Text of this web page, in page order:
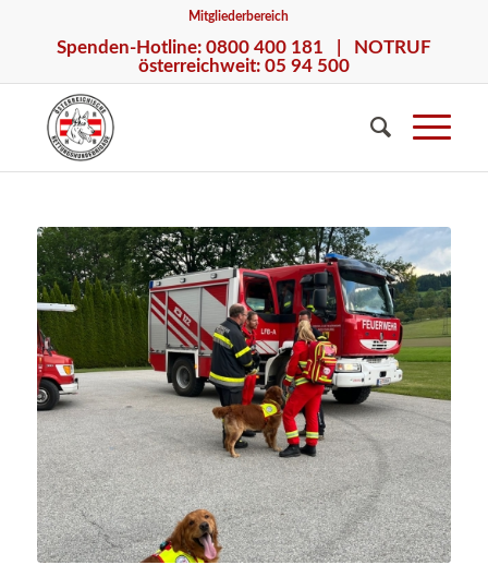
Mitgliederbereich
Spenden-Hotline: 0800 400 181 | NOTRUF
österreichweit: 05 94 500